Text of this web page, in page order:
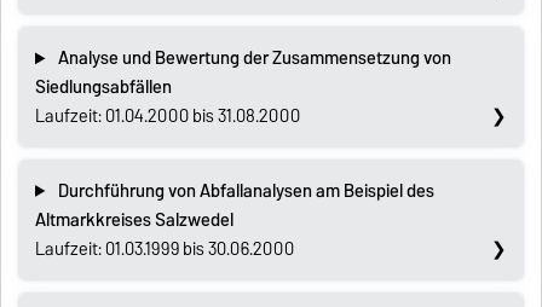
Analyse und Bewertung der Zusammensetzung von
Siedlungsabfällen
Laufzeit: 01.04.2000 bis 31.08.2000
Durchführung von Abfallanalysen am Beispiel des
Altmarkkreises Salzwedel
Laufzeit: 01.03.1999 bis 30.06.2000